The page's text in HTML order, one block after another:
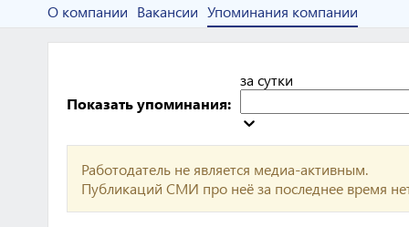
О компании Вакансии Упоминания компании
Показать упоминания:
за сутки
Работодатель не является медиа-активным.
Публикаций СМИ про неё за последнее время